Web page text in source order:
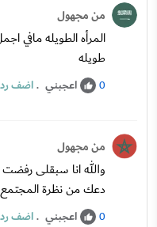
من مجهول
المرأه الطويله مافي
طويله
0 اعجبني .اضف رد
من مجهول
والله انا سبقلى
دعك من نظرة
0 اعجبني .اضف رد